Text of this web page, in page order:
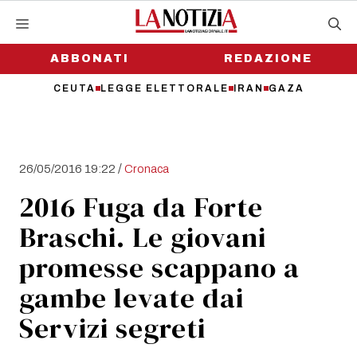
contenutoABBONATI
CEUTA LEGGE ELETTORALE IRAN GAZA
REDAZIONE
26/05/2016 19:22 /Cronaca
2016 Fuga da Forte
Braschi. Le giovani
promesse scappano a
gambe levate dai
Servizi segreti